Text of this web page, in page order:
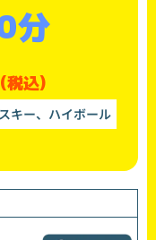
分
(税込)
キー、ハイボール